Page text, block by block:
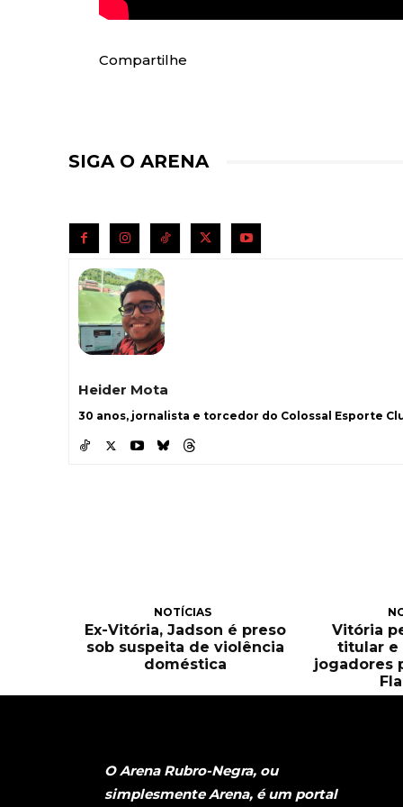
Compartilhe
SIGA O ARENA
Heider Mota
30 anos, jornalista e torcedor do Colossal Esporte
NOTÍCIAS
Ex-Vitória, Jadson é preso
sob suspeita de violência
doméstica
Vitória
titular e
jogadores
O Arena Rubro-Negra, ou
simplesmente Arena, é um portal